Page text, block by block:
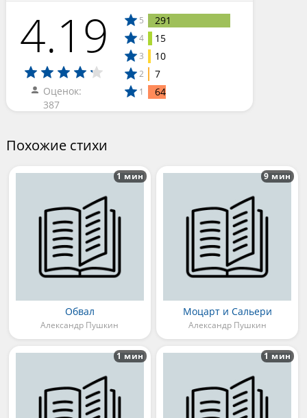
4.19
Оценок:
387
5 291
4 15
3 10
2 7
1 64
Похожие стихи
Обвал
Александр Пушкин
1 мин
Моцарт и Сальери
Александр Пушкин
9 мин
1 мин 1 мин